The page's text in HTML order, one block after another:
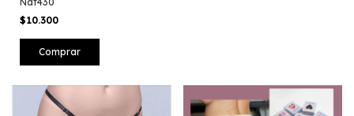
$10.300
Comprar